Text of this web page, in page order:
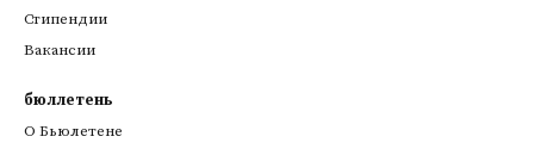
Стипендии
Вакансии
бюллетень
О Бьюлетене